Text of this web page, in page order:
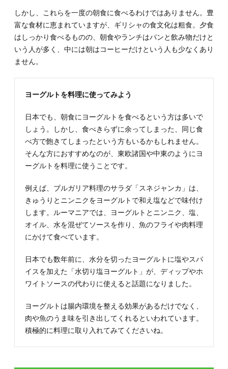
しかし、これらを一度の朝食に食べるわけではありません。豊
富な食材に恵まれていますが、ギリシャの食文化は粗食。夕食
はしっかり食べるものの、朝食やランチはパンと飲み物だけと
いう人が多く、中には朝はコーヒーだけという人も少なくあり
ません。
ヨーグルトを料理に使ってみよう
日本でも、朝食にヨーグルトを食べるという方は多いで
しょう。しかし、食べきらずに余ってしまった、同じ食
べ方で飽きてしまったという方もいるかもしれません。
そんな方におすすめなのが、東欧諸国や中東のようにヨ
ーグルトを料理に使うことです。
例えば、ブルガリア料理のサラダ「スネジャンカ」は、
きゅうりとニンニクをヨーグルトで和え塩などで味付け
します。ルーマニアでは、ヨーグルトとニンニク、塩、
オイル、水を混ぜてソースを作り、魚のフライや肉料理
にかけて食べています。
日本でも数年前に、水分を切ったヨーグルトに塩やスパ
イスを加えた「水切り塩ヨーグルト」が、ディップやホ
ワイトソースの代わりに使えると話題になりました。
ヨーグルトは腸内環境を整える効果があるだけでなく、
肉や魚のうま味を引き出してくれるといわれています。
積極的に料理に取り入れてみてくださいね。